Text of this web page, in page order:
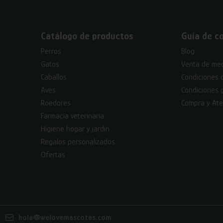
Catálogo de productos
Perros
Gatos
Caballos
Aves
Roedores
Farmacia veterinaria
Higiene hogar y jardín
Regalos personalizados
Ofertas
Guía de
Blog
Venta de
Condiciones
Condiciones
Compra y
hola@welovemascotas.com